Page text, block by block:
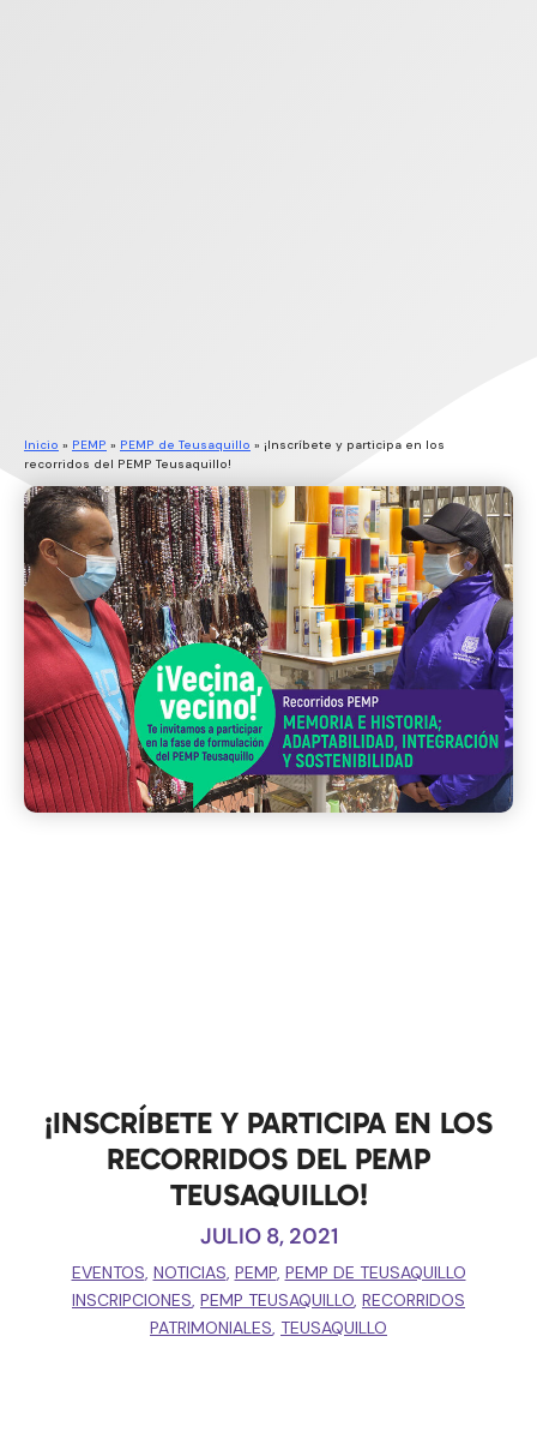
Inicio » PEMP » PEMP de Teusaquillo » ¡Inscríbete y participa en los
recorridos del PEMP Teusaquillo!
¡INSCRÍBETE Y PARTICIPA EN LOS
RECORRIDOS DEL PEMP
TEUSAQUILLO!
JULIO 8, 2021
EVENTOS, NOTICIAS, PEMP, PEMP DE TEUSAQUILLO
INSCRIPCIONES, PEMP TEUSAQUILLO, RECORRIDOS
PATRIMONIALES, TEUSAQUILLO